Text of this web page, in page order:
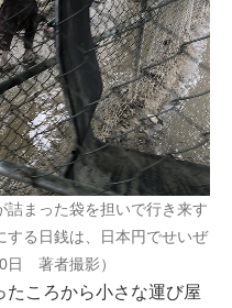
詰まった袋を担いで行き来す
する日銭は、日本円でせいぜ
日 著者撮影）
ころから小さな運び屋